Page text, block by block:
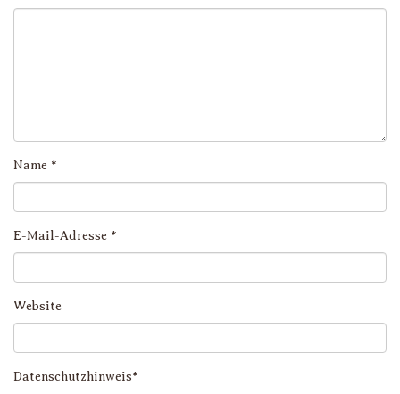
Name *
E-Mail-Adresse *
Website
Datenschutzhinweis*